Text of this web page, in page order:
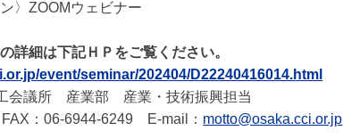
ウェビナー
詳細は下記ＨＰをご覧ください。
event/seminar/202404/D22240416014.html
会議所 産業部 産業・技術振興担当
：06-6944-6249 E-mail： motto@osaka.cci.or.jp